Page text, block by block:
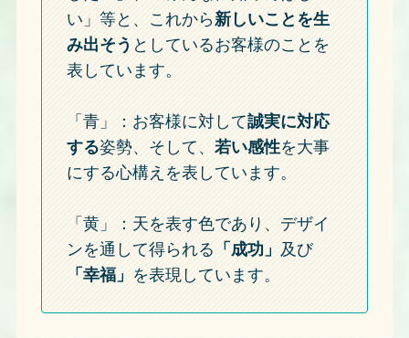
い」等と、これから新しいことを生
み出そう としているお客様のことを
表しています。
「青」：お客様に対して誠実に対応
する姿勢、そして、 若い感性を大事
にする心構えを表しています。
「黄」：天を表す色であり、デザイ
ンを通して得られる 「成功」 及び
「幸福」 を表現しています。